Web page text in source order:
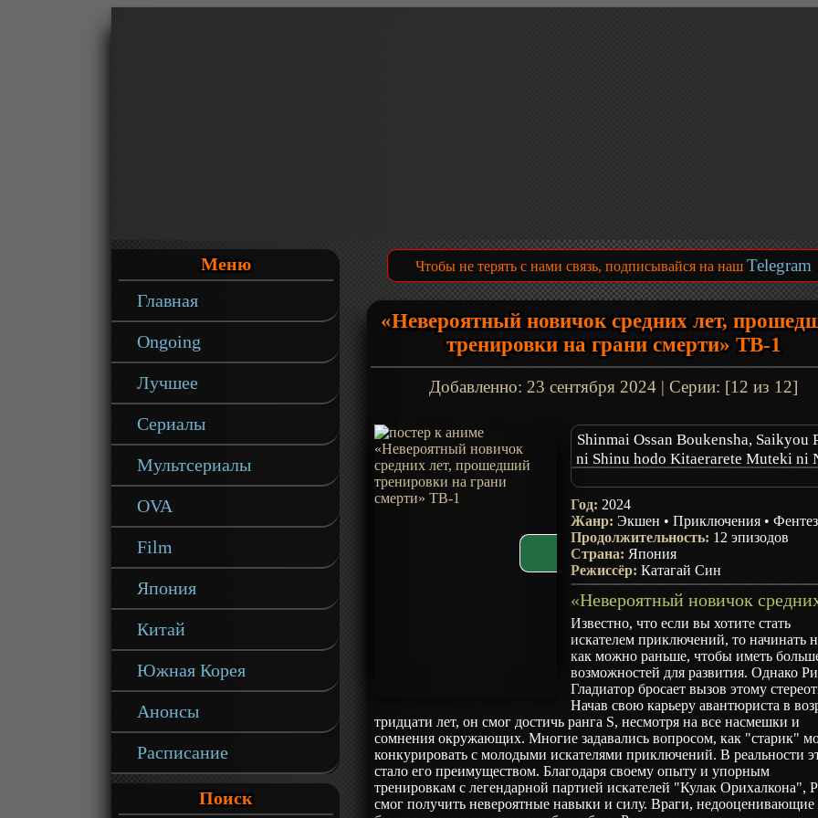
Меню
Главная
Ongoing
Лучшее
Сериалы
Мультсериалы
OVA
Film
Япония
Китай
Южная Корея
Анонсы
Расписание
Поиск
Чтобы не терять с нами связь, подписывайся на наш Telegram
«Невероятный новичок средних лет,
тренировки на грани смерти» ТВ-1
Добавленно: 23 сентября 2024 | Серии: [12 из 12]
Shinmai Ossan Boukensha, Saikyou
ni Shinu hodo Kitaerarete Muteki ni
Death by the Most Powerful Party
The Rookie Middle-Aged Adventurer
Trained to Death by the Most
Party to Become Invincible
Год: 2024
Жанр:Экшен •Приключения •
Продолжительность: 12 эпизодов
Страна: Япония
Режиссёр:Катагай Син
Известно, что если вы хотите стать
искателем приключений, то начинать
как можно раньше, чтобы иметь
возможностей для развития. Однако
Гладиатор бросает вызов этому
Начав свою карьеру авантюриста в
тридцати лет, он смог достичь ранга S, несмотря на все насмешки и
сомнения окружающих. Многие задавались вопросом, как "старик"
конкурировать с молодыми искателями приключений. В реальности
стало его преимуществом. Благодаря своему опыту и упорным
тренировкам с легендарной партией искателей "Кулак Орихалкона",
смог получить невероятные навыки и силу. Враги, недооценивающие